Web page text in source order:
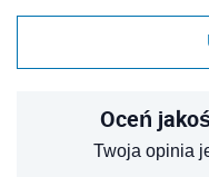
Oceń
Twoja opinia